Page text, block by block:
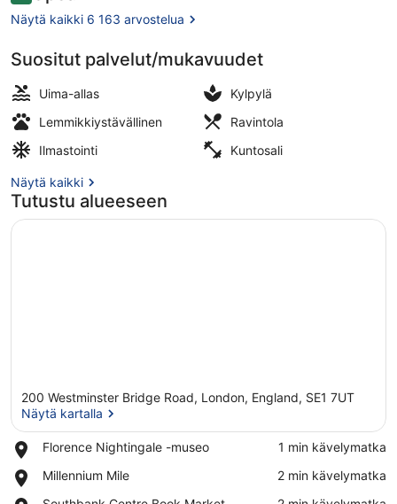
Egyptinpuuvillaiset lakanat,
Näytä kaikki 6 163 arvostelua
Suositut palvelut/mukavuudet
Uima-allas
Kylpylä
Lemmikkiystävällinen
Ravintola
Ilmastointi
Kuntosali
Näytä kaikki
Tutustu alueeseen
200 Westminster Bridge Road, London, England, SE1 7UT
Näytä kartalla
Florence Nightingale -museo
Place,
Nightingale
‪1 min kävelymatka‬
Millennium Mile
Place,
‪2 min kävelymatka‬